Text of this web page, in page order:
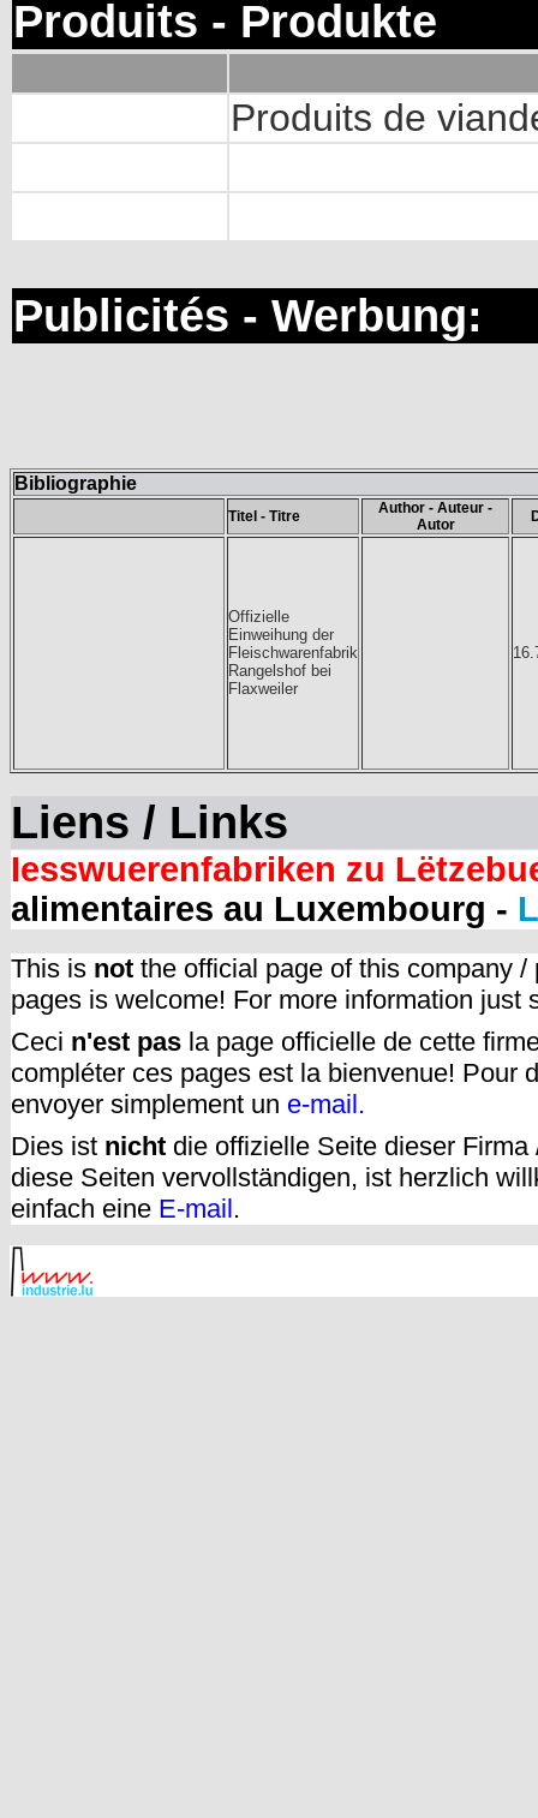
Produits - Produkte
Produits de
Publicités - Werbung:
Bibliographie
Titel - Titre
Author - Auteur -
Autor
Offizielle
Einweihung der
Fleischwarenfabrik
Rangelshof bei
Flaxweiler
Liens / Links
Iesswuerenfabriken zu
alimentaires au Luxembourg -
This is not the official page of this company
pages is welcome! For more information just
Ceci n'est pas la page officielle de cette
compléter ces pages est la bienvenue! Pour
envoyer simplement un e-mail.
Dies ist nicht die offizielle Seite dieser
diese Seiten vervollständigen, ist herzlich
einfach eine E-mail.